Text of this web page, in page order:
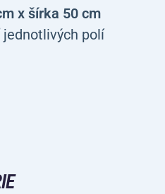
x šírka 50 cm
polí